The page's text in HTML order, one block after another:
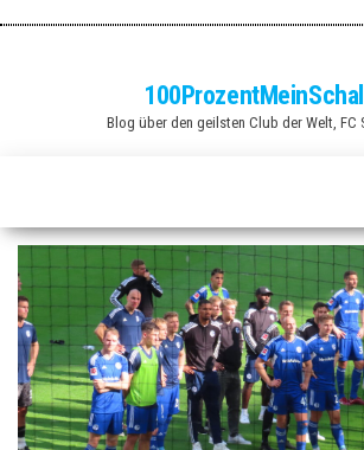
Blog über den geilsten Club der Welt, FC